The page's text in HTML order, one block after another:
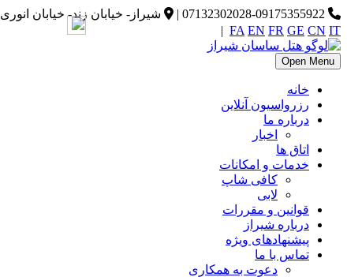
|
شیراز- خیابان زند- خیابان انوری
FA EN FR GE CN IT
|
Open Menu
خانه
رزرواسیون آنلاین
درباره ما
اخبار
اتاق ها
خدمات و امکانات
کافی شاپ
لابی
قوانین و مقررات
درباره شیراز
پیشنهادهای ویژه
تماس با ما
دعوت به همکاری